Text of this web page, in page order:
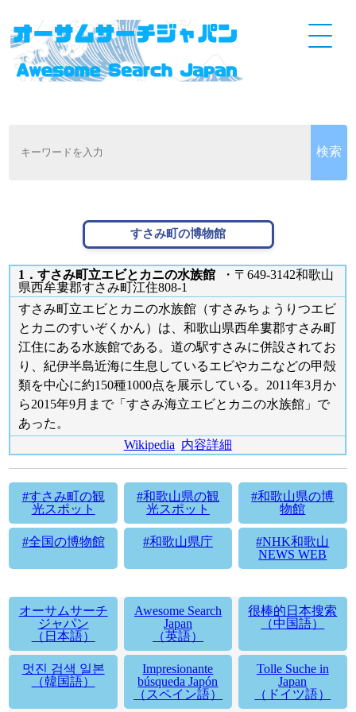
すさみ町の博物館
1．すさみ町立エビとカニの水族館 ・〒649-3142和歌山
県西牟婁郡すさみ町江住808-1
すさみ町立エビとカニの水族館（すさみちょうりつエビ
とカニのすいぞくかん）は、和歌山県西牟婁郡すさみ町
江住にある水族館である。道の駅すさみに併設されてお
り、紀伊半島近海に生息しているエビやカニなどの甲殻
類を中心に約150種1000点を展示している。2011年3月か
ら2015年9月まで「すさみ海立エビとカニの水族館」で
あった。
Wikipedia 内容詳細
#すさみ町の観
光スポット
#和歌山県の観
光スポット
#和歌山県の博
物館
#全国の博物館 #和歌山県庁
#NHK和歌山
NEWS WEB
オーサムサーチ
ジャパン
（日本語）
Awesome Search
Japan
（英語）
很棒的日本搜索
（中国語）
멋진 검색 일본
（韓国語）
Impresionante
búsqueda Japón
（スペイン語）
Tolle Suche in
Japan
（ドイツ語）